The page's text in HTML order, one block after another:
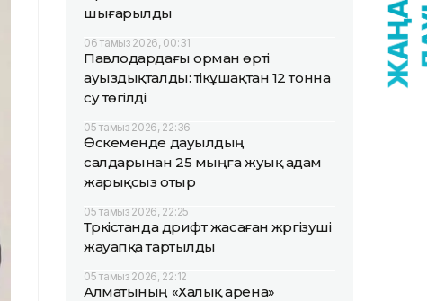
шығарылды
06 тамыз 2026, 00:31
Павлодардағы орман өрті
ауыздықталды: тікұшақтан 12 тонна
су төгілді
05 тамыз 2026, 22:36
Өскеменде дауылдың
салдарынан 25 мыңға жуық адам
жарықсыз отыр
05 тамыз 2026, 22:25
Түркістанда дрифт жасаған жүргізуші
жауапқа тартылды
05 тамыз 2026, 22:12
Алматының «Халық арена»